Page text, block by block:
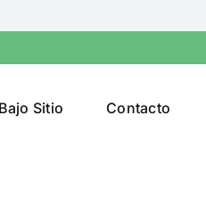
Sitio Contacto